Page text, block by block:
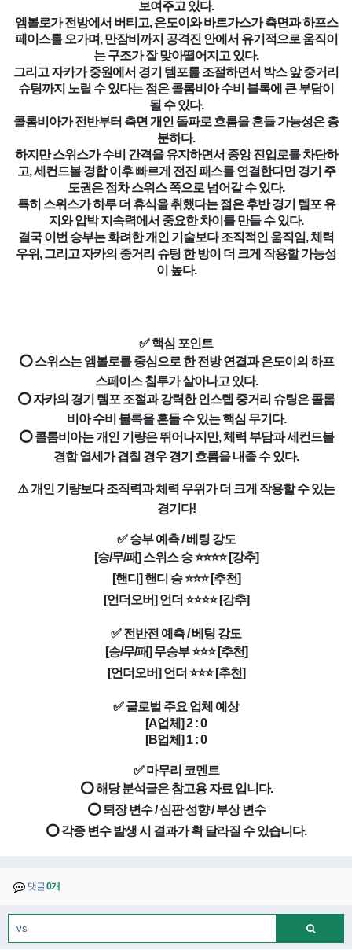
보여주고 있다.
엠볼로가 전방에서 버티고, 은도이와 바르가스가 측면과 하프스
페이스를 오가며, 만잠비까지 공격진 안에서 유기적으로 움직이
는 구조가 잘 맞아떨어지고 있다.
그리고 자카가 중원에서 경기 템포를 조절하면서 박스 앞 중거리
슈팅까지 노릴 수 있다는 점은 콜롬비아 수비 블록에 큰 부담이
될 수 있다.
콜롬비아가 전반부터 측면 개인 돌파로 흐름을 흔들 가능성은 충
분하다.
하지만 스위스가 수비 간격을 유지하면서 중앙 진입로를 차단하
고, 세컨드볼 경합 이후 빠르게 전진 패스를 연결한다면 경기 주
도권은 점차 스위스 쪽으로 넘어갈 수 있다.
특히 스위스가 하루 더 휴식을 취했다는 점은 후반 경기 템포 유
지와 압박 지속력에서 중요한 차이를 만들 수 있다.
결국 이번 승부는 화려한 개인 기술보다 조직적인 움직임, 체력
우위, 그리고 자카의 중거리 슈팅 한 방이 더 크게 작용할 가능성
이 높다.
✅ 핵심 포인트
⭕ 스위스는 엠볼로를 중심으로 한 전방 연결과 은도이의 하프
스페이스 침투가 살아나고 있다.
⭕ 자카의 경기 템포 조절과 강력한 인스텝 중거리 슈팅은 콜롬
비아 수비 블록을 흔들 수 있는 핵심 무기다.
⭕ 콜롬비아는 개인 기량은 뛰어나지만, 체력 부담과 세컨드볼
경합 열세가 겹칠 경우 경기 흐름을 내줄 수 있다.
⚠️ 개인 기량보다 조직력과 체력 우위가 더 크게 작용할 수 있는
경기다!
✅ 승부 예측 / 베팅 강도
[승/무/패] 스위스 승 ⭐⭐⭐⭐ [강추]
[핸디] 핸디 승 ⭐⭐⭐ [추천]
[언더오버] 언더 ⭐⭐⭐⭐ [강추]
✅ 전반전 예측 / 베팅 강도
[승/무/패] 무승부 ⭐⭐⭐ [추천]
[언더오버] 언더 ⭐⭐⭐ [추천]
✅ 글로벌 주요 업체 예상
[A업체] 2 : 0
[B업체] 1 : 0
✅ 마무리 코멘트
⭕ 해당 분석글은 참고용 자료 입니다.
⭕ 퇴장 변수 / 심판 성향 / 부상 변수
⭕ 각종 변수 발생 시 결과가 확 달라질 수 있습니다.
댓글0개